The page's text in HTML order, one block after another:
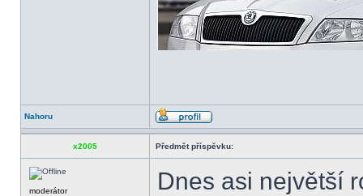
Nahoru
x2005 Předmět příspěvku:
moderátor Dnes asi největší